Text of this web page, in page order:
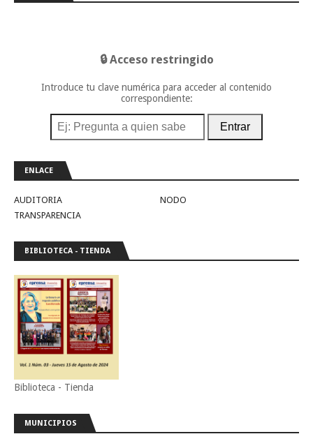
🔒 Acceso restringido
Introduce tu clave numérica para acceder al contenido
correspondiente:
Entrar
ENLACE
AUDITORIA
NODO
TRANSPARENCIA
BIBLIOTECA - TIENDA
Biblioteca - Tienda
MUNICIPIOS